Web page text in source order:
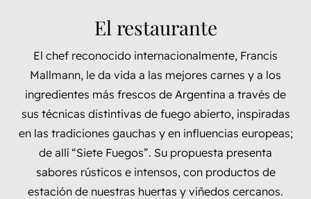
El restaurante
El chef reconocido internacionalmente, Francis
Mallmann, le da vida a las mejores carnes y a los
ingredientes más frescos de Argentina a través de
sus técnicas distintivas de fuego abierto, inspiradas
en las tradiciones gauchas y en influencias europeas;
de allí “Siete Fuegos”. Su propuesta presenta
sabores rústicos e intensos, con productos de
estación de nuestras huertas y viñedos cercanos.